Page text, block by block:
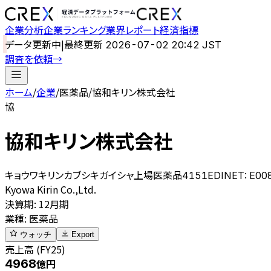
企業分析企業ランキング業界レポート経済指標
データ更新中|最終更新 2026-07-02 20:42 JST
調査を依頼→
ホーム/企業/医薬品/協和キリン株式会社
協
協和キリン株式会社
キョウワキリンカブシキガイシャ 上場医薬品4151EDINET:
Kyowa Kirin Co.,Ltd.
決算期: 12月期
業種: 医薬品
ウォッチ Export
売上高 (FY25)
4968億円